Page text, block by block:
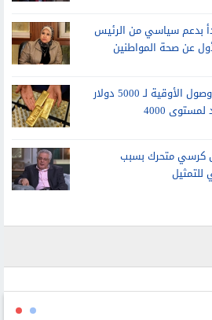
بدعم سياسي من الرئيس
عن صحة المواطنين
مستشار شعبة الذهب: أتوقع وصول الأوقية لـ 5000 دولار
4000
كرسي متحرك بسبب